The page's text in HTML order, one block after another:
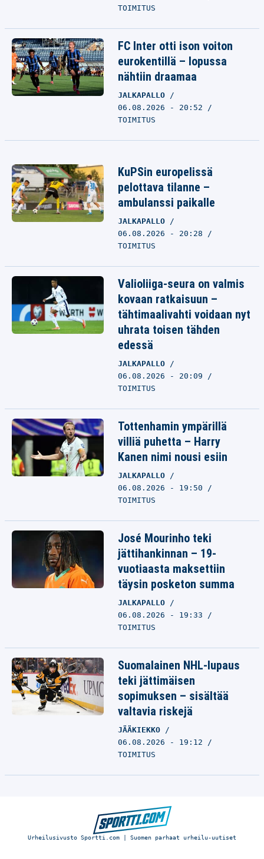
TOIMITUS
FC Inter otti ison voiton
eurokentillä – lopussa
nähtiin draamaa
JALKAPALLO
06.08.2026 - 20:52
TOIMITUS
KuPSin europelissä
pelottava tilanne –
ambulanssi paikalle
JALKAPALLO
06.08.2026 - 20:28
TOIMITUS
Valioliiga-seura on valmis
kovaan ratkaisuun –
tähtimaalivahti voidaan nyt
uhrata toisen tähden
edessä
JALKAPALLO
06.08.2026 - 20:09
TOIMITUS
Tottenhamin ympärillä
villiä puhetta – Harry
Kanen nimi nousi esiin
JALKAPALLO
06.08.2026 - 19:50
TOIMITUS
José Mourinho teki
jättihankinnan – 19-
vuotiaasta maksettiin
täysin posketon summa
JALKAPALLO
06.08.2026 - 19:33
TOIMITUS
Suomalainen NHL-lupaus
teki jättimäisen
sopimuksen – sisältää
valtavia riskejä
JÄÄKIEKKO
06.08.2026 - 19:12
TOIMITUS
Urheilusivusto Sportti.com | Suomen parhaat urheilu-uutiset